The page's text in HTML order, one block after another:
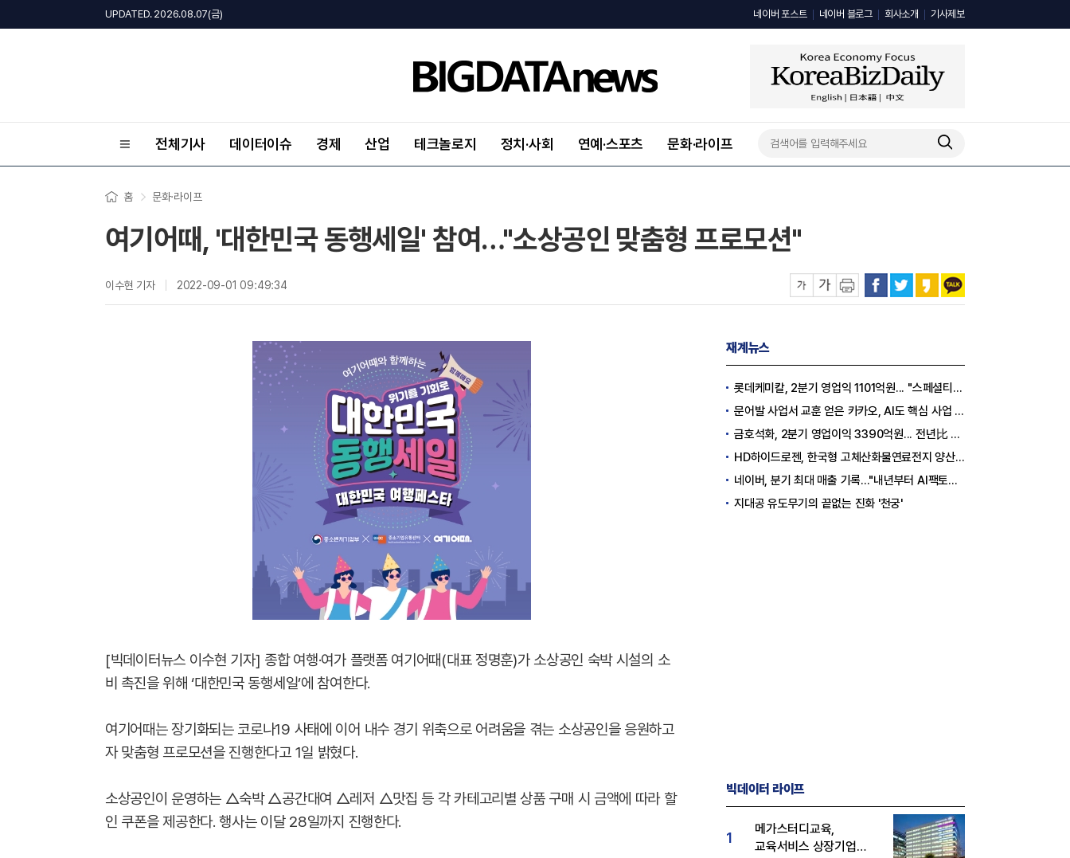
UPDATED. 2026.08.07(금) 네이버 포스트 네이버 블로그 회사소개 기사제보
전체기사 데이터이슈 경제 산업 테크놀로지 정치·사회 연예·스포츠 문화·라이프
홈 문화·라이프
여기어때, '대한민국 동행세일' 참여…"소상공인 맞춤형 프로모션"
이수현 기자 2022-09-01 09:49:34
[빅데이터뉴스 이수현 기자] 종합 여행·여가 플랫폼 여기어때(대표 정명훈)가 소상공인 숙박 시설의 소
비 촉진을 위해 ‘대한민국 동행세일’에 참여한다.
여기어때는 장기화되는 코로나19 사태에 이어 내수 경기 위축으로 어려움을 겪는 소상공인을 응원하고
자 맞춤형 프로모션을 진행한다고 1일 밝혔다.
소상공인이 운영하는 △숙박 △공간대여 △레저 △맛집 등 각 카테고리별 상품 구매 시 금액에 따라 할
인 쿠폰을 제공한다. 행사는 이달 28일까지 진행한다.
재계뉴스
롯데케미칼, 2분기 영업익 1101억원... "스페셜티 전환 가속"
문어발 사업서 교훈 얻은 카카오, AI도 핵심 사업 '선택과 집중'
금호석화, 2분기 영업이익 3390억원... 전년比 419% 급증
HD하이드로젠, 한국형 고체산화물연료전지 양산체계 구축
네이버, 분기 최대 매출 기록..."내년부터 AI팩토리 수익 날 것"
지대공 유도무기의 끝없는 진화 '천궁'
빅데이터 라이프
1
메가스터디교육,
교육서비스 상장기업